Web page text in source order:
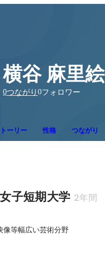
横谷 麻里絵
0つながり 0フォロワー
ーリー 性格 つながり
子短期大学 2年間
像等幅広い芸術分野